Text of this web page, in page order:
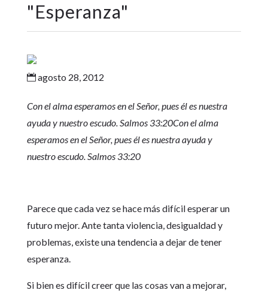
"Esperanza"
agosto 28, 2012
Con el alma esperamos en el Señor, pues él es nuestra
ayuda y nuestro escudo. Salmos 33:20Con el alma
esperamos en el Señor, pues él es nuestra ayuda y
nuestro escudo. Salmos 33:20
Parece que cada vez se hace más difícil esperar un
futuro mejor. Ante tanta violencia, desigualdad y
problemas, existe una tendencia a dejar de tener
esperanza.
Si bien es difícil creer que las cosas van a mejorar,